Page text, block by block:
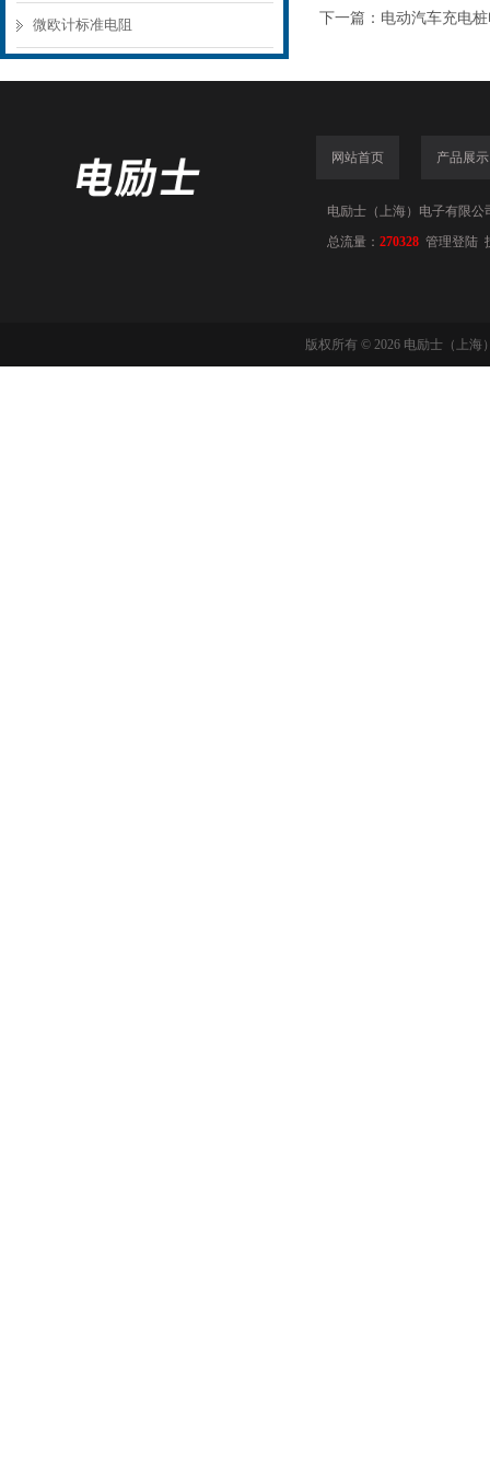
微欧计标准电阻
下一篇： 电动汽车充电
网站首页 产品展示
电励士（上海）电子有限公
总流量： 270328 管理登陆
版权所有 © 2026 电励士（上